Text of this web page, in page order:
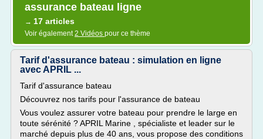
assurance bateau ligne
→ 17 articles
Voir également2 Vidéos pour ce thème
Tarif d'assurance bateau : simulation en ligne
avec APRIL ...
Tarif d'assurance bateau
Découvrez nos tarifs pour l'assurance de bateau
Vous voulez assurer votre bateau pour prendre le large en
toute sérénité ? APRIL Marine , spécialiste et leader sur le
marché depuis plus de 40 ans, vous propose des conditions